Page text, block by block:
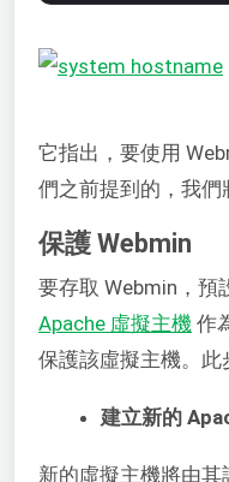
它指出，要使用
們之前提到的，我們
保護 Webmin
要存取 Webmin，預
Apache 虛擬主機 作
保護該虛擬主機。
建立新的
新的虛擬主機將由